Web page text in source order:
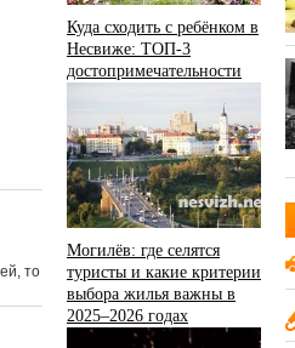
то
Куда сходить с ребёнком в
Несвиже: ТОП-3
достопримечательности
Могилёв: где селятся
туристы и какие критерии
выбора жилья важны в
2025–2026 годах
и транспорт
видео